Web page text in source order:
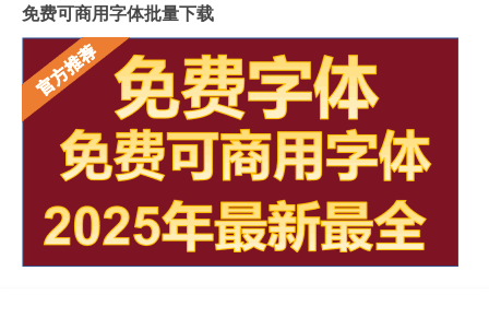
免费可商用字体批量下载